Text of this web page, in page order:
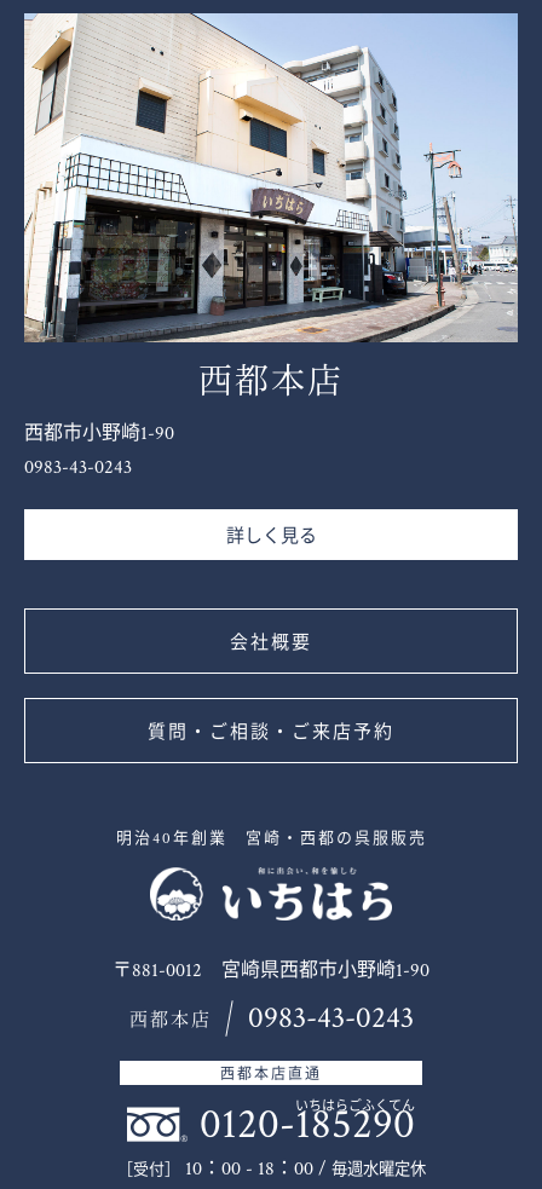
西都本店
西都市小野崎1-90
0983-43-0243
詳しく見る
会社概要
質問・ご相談・ご来店予約
明治40年創業 宮崎・西都の呉服販売
〒881-0012 宮崎県西都市小野崎1-90
西都本店 0983-43-0243
西都本店直通
0120-185290
いちはらごふくてん
［受付］ 10：00 - 18：00 / 毎週水曜定休